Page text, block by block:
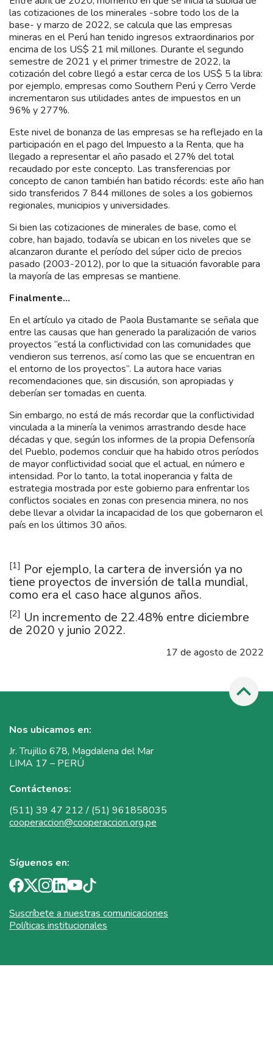
las cotizaciones de los minerales -sobre todo los de la
base- y marzo de 2022, se calcula que las empresas
mineras en el Perú han tenido ingresos extraordinarios por
encima de los US$ 21 mil millones. Durante el segundo
semestre de 2021 y el primer trimestre de 2022, la
cotización del cobre llegó a estar cerca de los US$ 5 la libra:
por ejemplo, empresas como Southern Perú y Cerro Verde
incrementaron sus utilidades antes de impuestos en un
96% y 277%.
Este nivel de bonanza de las empresas se ha reflejado en la
participación en el pago del Impuesto a la Renta, que ha
llegado a representar el año pasado el 27% del total
recaudado por este concepto. Las transferencias por
concepto de canon también han batido récords: este año han
sido transferidos 7 844 millones de soles a los gobiernos
regionales, municipios y universidades.
Si bien las cotizaciones de minerales de base, como el
cobre, han bajado, todavía se ubican en los niveles que se
alcanzaron durante el período del súper ciclo de precios
pasado (2003-2012), por lo que la situación favorable para
la mayoría de las empresas se mantiene.
Finalmente…
En el artículo ya citado de Paola Bustamante se señala que
entre las causas que han generado la paralización de varios
proyectos “está la conflictividad con las comunidades que
vendieron sus terrenos, así como las que se encuentran en
el entorno de los proyectos”. La autora hace varias
recomendaciones que, sin discusión, son apropiadas y
deberían ser tomadas en cuenta.
Sin embargo, no está de más recordar que la conflictividad
vinculada a la minería la venimos arrastrando desde hace
décadas y que, según los informes de la propia Defensoría
del Pueblo, podemos concluir que ha habido otros períodos
de mayor conflictividad social que el actual, en número e
intensidad. Por lo tanto, la total inoperancia y falta de
estrategia mostrada por este gobierno para enfrentar los
conflictos sociales en zonas con presencia minera, no nos
debe llevar a olvidar la incapacidad de los que gobernaron el
país en los últimos 30 años.
[1] Por ejemplo, la cartera de inversión ya no
tiene proyectos de inversión de talla mundial,
como era el caso hace algunos años.
[2] Un incremento de 22.48% entre diciembre
de 2020 y junio 2022.
17 de agosto de 2022
Nos ubicamos en:
Jr. Trujillo 678, Magdalena del Mar
LIMA 17 – PERÚ
Contáctenos:
(511) 39 47 212 / (51) 961858035
cooperaccion@cooperaccion.org.pe
Síguenos en:
Suscríbete a nuestras comunicaciones
Políticas institucionales